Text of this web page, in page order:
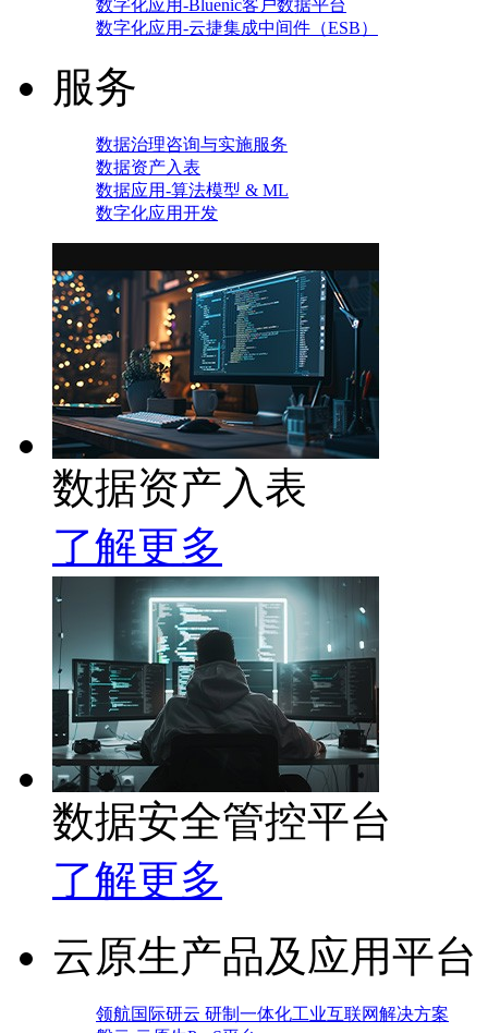
数字化应用-Bluenic客户数据平台
数字化应用-云捷集成中间件（ESB）
服务
数据治理咨询与实施服务
数据资产入表
数据应用-算法模型 & ML
数字化应用开发
数据资产入表
了解更多
数据安全管控平台
了解更多
云原生产品及应用平台
领航国际研云 研制一体化工业互联网解决方案